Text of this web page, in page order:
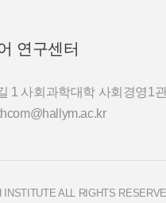
연구센터
1 사회과학대학 사회경영1
ALL RIGHTS